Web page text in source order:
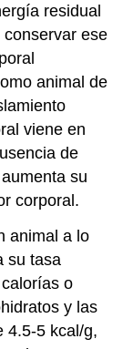
residual
ese
animal de
viene en
de
su
corporal.
animal a lo
su tasa
o
y las
4.5-5 kcal/g,